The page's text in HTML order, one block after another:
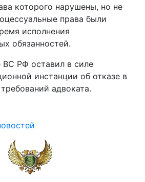
которого нарушены, но не
права были
исполнения
обязанностей.
ВС РФ оставил в силе
инстанции об отказе в
адвоката.